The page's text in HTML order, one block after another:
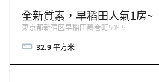
全新質素，早稻田人氣1房~
東京都新宿区早稲田鶴巻町508-5
32.9平方米